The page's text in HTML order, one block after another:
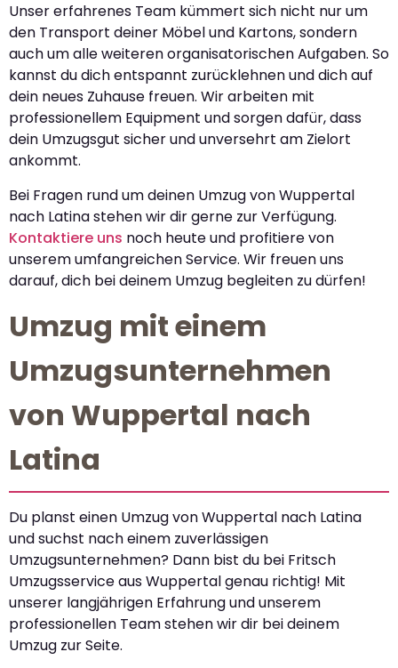
Unser erfahrenes Team kümmert sich nicht nur um
den Transport deiner Möbel und Kartons, sondern
auch um alle weiteren organisatorischen Aufgaben. So
kannst du dich entspannt zurücklehnen und dich auf
dein neues Zuhause freuen. Wir arbeiten mit
professionellem Equipment und sorgen dafür, dass
dein Umzugsgut sicher und unversehrt am Zielort
ankommt.
Bei Fragen rund um deinen Umzug von Wuppertal
nach Latina stehen wir dir gerne zur Verfügung.
Kontaktiere uns noch heute und profitiere von
unserem umfangreichen Service. Wir freuen uns
darauf, dich bei deinem Umzug begleiten zu dürfen!
Umzug mit einem
Umzugsunternehmen
von Wuppertal nach
Latina
Du planst einen Umzug von Wuppertal nach Latina
und suchst nach einem zuverlässigen
Umzugsunternehmen? Dann bist du bei Fritsch
Umzugsservice aus Wuppertal genau richtig! Mit
unserer langjährigen Erfahrung und unserem
professionellen Team stehen wir dir bei deinem
Umzug zur Seite.